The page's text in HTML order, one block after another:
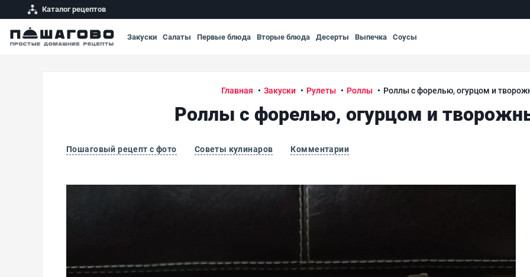
Каталог рецептов
Закуски Салаты Первые блюда Вторые блюда Десерты Выпечка Соусы
Главная Закуски Рулеты Роллы Роллы с форелью, огурцом и
Роллы с форелью, огурцом и
Пошаговый рецепт с фото Советы кулинаров Комментарии